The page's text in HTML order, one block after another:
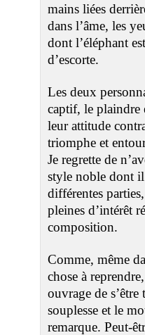
mains liées
dans l’âme, les
dont l’éléphant
d’escorte.
Les deux
captif, le plaindre
leur attitude
triomphe et
Je regrette de
style noble dont il
différentes
pleines d’intérêt
composition.
Comme, même
chose à
ouvrage de
souplesse et le
remarque. Peut-